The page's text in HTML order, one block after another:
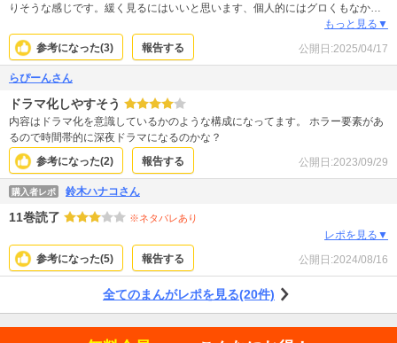
りそうな感じです。緩く見るにはいいと思います、個人的にはグロくもなかっ
たので 続きが気になるような感じではないかもですが、難しい話ではないので
気軽に読めると思います
もっと見る▼
参考になった(3) 報告する 公開日:2025/04/17
らぴーんさん
ドラマ化しやすそう
内容はドラマ化を意識しているかのような構成になってます。 ホラー要素があ
るので時間帯的に深夜ドラマになるのかな？
参考になった(2) 報告する 公開日:2023/09/29
購入者レポ 鈴木ハナコさん
11巻読了 ※ネタバレあり
レポを見る▼
参考になった(5) 報告する 公開日:2024/08/16
全てのまんがレポを見る(20件)